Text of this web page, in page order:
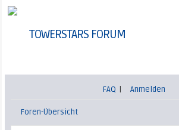
TOWERSTARS FORUM
FAQ Anmelden
Foren-Übersicht